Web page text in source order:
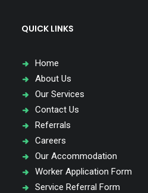
QUICK LINKS
Home
About Us
Our Services
Contact Us
Referrals
Careers
Our Accommodation
Worker Application Form
Service Referral Form